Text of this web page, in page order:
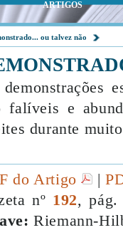
ARTIGOS
ou talvez não
falíveis e
durante
do Artigo |
nº 192,
Riemann-